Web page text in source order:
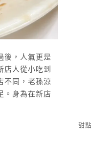
後，人氣更是
人從小吃到
不同，老孫涼
。身為在新店
甜